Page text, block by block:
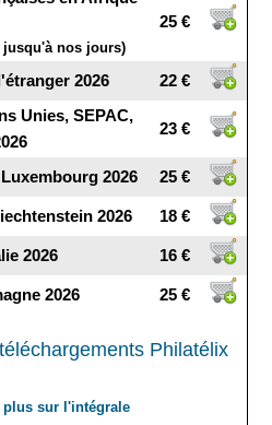
jusqu'à nos jours)
25 €
2026
22 €
Unies, SEPAC,
23 €
2026 25 €
2026 18 €
2026 16 €
2026 25 €
Philatélix
plus sur l'intégrale